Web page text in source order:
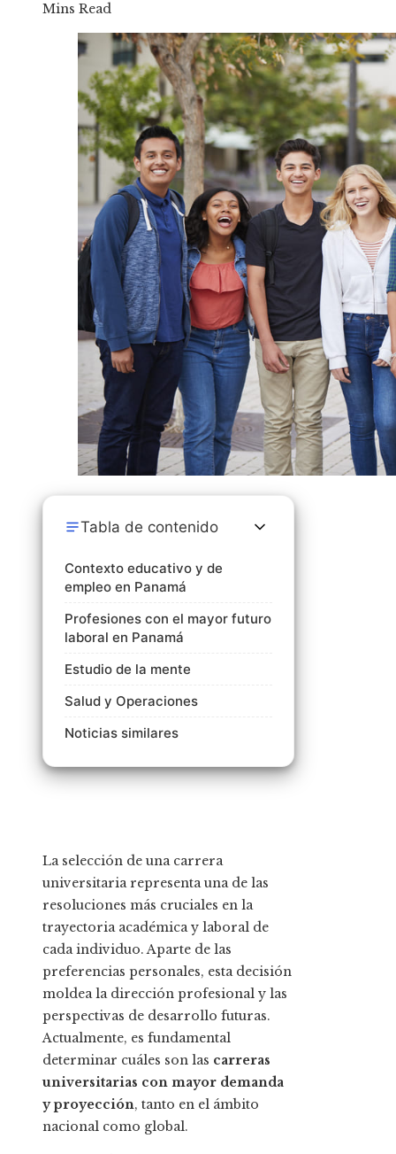
Mins Read
Tabla de contenido
Contexto educativo y de
empleo en Panamá
Profesiones con el mayor futuro
laboral en Panamá
Estudio de la mente
Salud y Operaciones
Noticias similares
La selección de una carrera
universitaria representa una de las
resoluciones más cruciales en la
trayectoria académica y laboral de
cada individuo. Aparte de las
preferencias personales, esta decisión
moldea la dirección profesional y las
perspectivas de desarrollo futuras.
Actualmente, es fundamental
determinar cuáles son las carreras
universitarias con mayor demanda
y proyección, tanto en el ámbito
nacional como global.